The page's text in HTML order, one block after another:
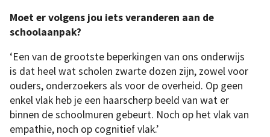
Moet er volgens jou iets veranderen aan de
schoolaanpak?
‘Een van de grootste beperkingen van ons onderwijs
is dat heel wat scholen zwarte dozen zijn, zowel voor
ouders, onderzoekers als voor de overheid. Op geen
enkel vlak heb je een haarscherp beeld van wat er
binnen de schoolmuren gebeurt. Noch op het vlak van
empathie, noch op cognitief vlak.’